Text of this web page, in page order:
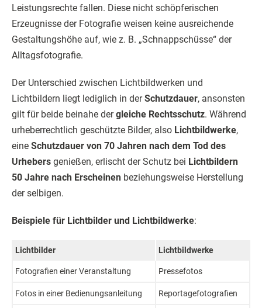
Leistungsrechte fallen. Diese nicht schöpferischen
Erzeugnisse der Fotografie weisen keine ausreichende
Gestaltungshöhe auf, wie z. B. „Schnappschüsse“ der
Alltagsfotografie.
Der Unterschied zwischen Lichtbildwerken und
Lichtbildern liegt lediglich in derSchutzdauer, ansonsten
gilt für beide beinahe dergleiche Rechtsschutz. Während
urheberrechtlich geschützte Bilder, also Lichtbildwerke,
eine Schutzdauer von 70 Jahren nach dem Tod des
Urhebers genießen, erlischt der Schutz bei Lichtbildern
50 Jahre nach Erscheinen beziehungsweise Herstellung
der selbigen.
Beispiele für Lichtbilder und Lichtbildwerke:
Lichtbilder Lichtbildwerke
Fotografien einer Veranstaltung Pressefotos
Fotos in einer Bedienungsanleitung Reportagefotografien